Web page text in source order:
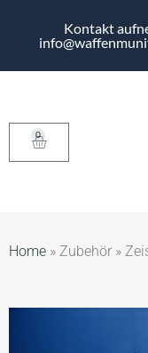
Kontakt
0
Home » Zubehör »